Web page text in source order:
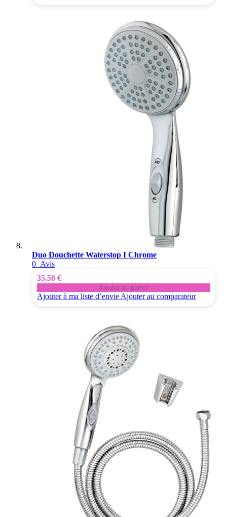
Duo Douchette Waterstop I Chrome
0 Avis
35,50 €
Ajouter au panier
Ajouter à ma liste d’envie Ajouter au comparateur